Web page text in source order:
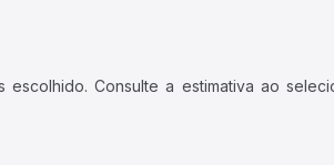
Consulte a estimativa ao